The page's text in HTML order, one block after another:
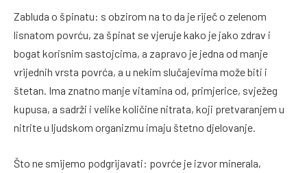
Zabluda o špinatu: s obzirom na to da je riječ o zelenom
lisnatom povrću, za špinat se vjeruje kako je jako zdrav i
bogat korisnim sastojcima, a zapravo je jedna od manje
vrijednih vrsta povrća, a u nekim slučajevima može biti i
štetan. Ima znatno manje vitamina od, primjerice, svježeg
kupusa, a sadrži i velike količine nitrata, koji pretvaranjem u
nitrite u ljudskom organizmu imaju štetno djelovanje.
Što ne smijemo podgrijavati: povrće je izvor minerala,